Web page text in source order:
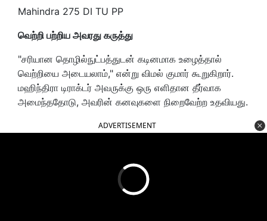
Mahindra 275 DI TU PP
வெற்றி பற்றிய அவரது கருத்து
"சரியான தொழில்நுட்பத்துடன் கடினமாக உழைத்தால்
வெற்றியை அடையலாம்," என்று விமல் குமார் கூறுகிறார்.
மஹிந்திரா டிராக்டர் அவருக்கு ஒரு எளிதான தீர்வாக
அமைந்ததோடு, அவரின் கனவுகளை நிறைவேற்ற உதவியது.
ADVERTISEMENT